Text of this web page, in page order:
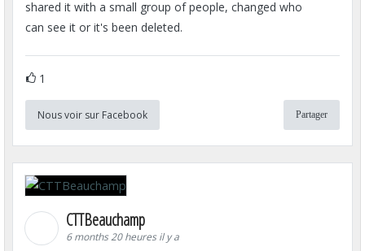
shared it with a small group of people, changed who
can see it or it's been deleted.
1
Nous voir sur Facebook Partager
CTTBeauchamp
6 months 20 heures il y a